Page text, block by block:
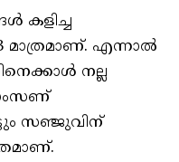
കളിച്ച
മാത്രമാണ്. എന്നാൽ
നല്ല
സഞ്ജുവിന്